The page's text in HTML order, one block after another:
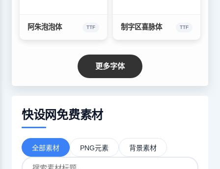
阿朱泡泡体 TTF 制字区喜脉体 TTF
更多字体
快设网免费素材
全部素材 PNG元素 背景素材